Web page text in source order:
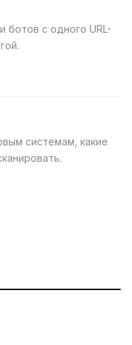
ботов с одного URL-
системам, какие